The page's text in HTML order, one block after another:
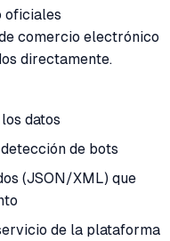
oficiales
comercio electrónico
directamente.
datos
de bots
(JSON/XML) que
de la plataforma